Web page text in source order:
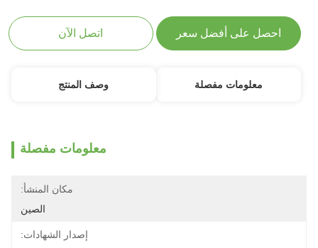
احصل على أفضل سعر اتصل الآن
معلومات مفصلة وصف المنتج
معلومات مفصلة
مكان المنشأ:
الصين
إصدار الشهادات: